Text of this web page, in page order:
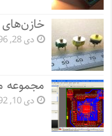
خازن‌های
دی 28, 1396
مجموعه
دی 10, 1392